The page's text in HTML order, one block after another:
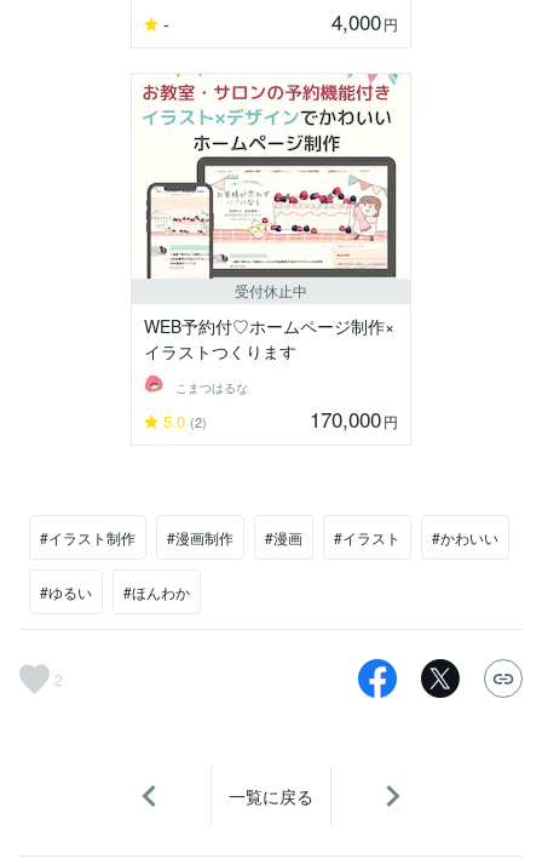
- 4,000円
受付休止中
WEB予約付♡ホームページ制作×
イラストつくります
こまつはるな
5.0 (2) 170,000円
#イラスト制作 #漫画制作 #漫画 #イラスト #かわいい
#ゆるい #ほんわか
2
一覧に戻る